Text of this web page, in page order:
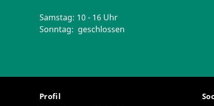
Samstag: 10 - 16 Uhr
Sonntag: geschlossen
Profil